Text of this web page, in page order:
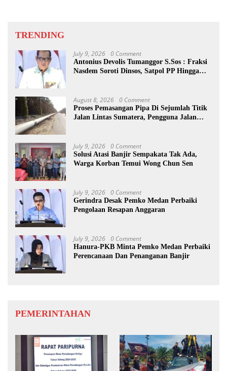
TRENDING
July 9, 2026 0 Comment
Antonius Devolis Tumanggor S.Sos : Fraksi
Nasdem Soroti Dinsos, Satpol PP Hingga
August 8, 2026 0 Comment
Proses Pemasangan Pipa Di Sejumlah Titik
Jalan Lintas Sumatera, Pengguna Jalan
July 9, 2026 0 Comment
Solusi Atasi Banjir Sempakata Tak Ada,
Warga Korban Temui Wong Chun Sen
July 9, 2026 0 Comment
Gerindra Desak Pemko Medan Perbaiki
Pengolaan Resapan Anggaran
July 9, 2026 0 Comment
Hanura-PKB Minta Pemko Medan Perbaiki
Perencanaan Dan Penanganan Banjir
PEMERINTAHAN